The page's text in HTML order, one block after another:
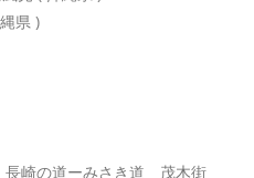
県 )
崎の道ーみさき道 茂木街